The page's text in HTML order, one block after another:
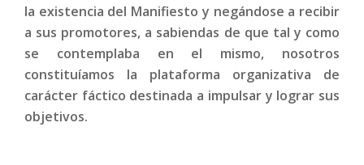
la existencia del Manifiesto y negándose a recibir
a sus promotores, a sabiendas de que tal y como
se contemplaba en el mismo, nosotros
constituíamos la plataforma organizativa de
carácter fáctico destinada a impulsar y lograr sus
objetivos.